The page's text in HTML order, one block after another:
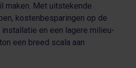
maken. Met uitstekende
kostenbesparingen op de
en een lagere milieu-
een breed scala aan